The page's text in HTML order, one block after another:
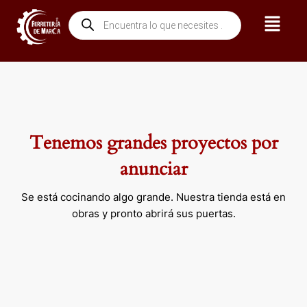
contenido
Búsqueda
de
productos
Menú
Tenemos grandes proyectos por
anunciar
Se está cocinando algo grande. Nuestra tienda está en
obras y pronto abrirá sus puertas.